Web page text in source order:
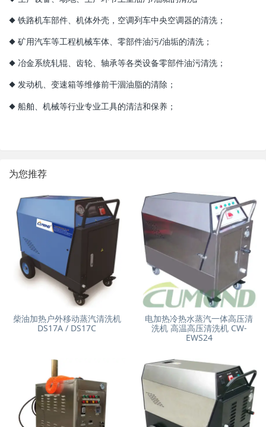
◆ 铁路机车部件、机体外壳，空调列车中央空调器的清洗；
◆ 矿用汽车等工程机械车体、零部件油污/油垢的清洗；
◆ 冶金系统轧辊、齿轮、轴承等各类设备零部件油污清洗；
◆ 发动机、变速箱等维修前干涸油脂的清除；
◆ 船舶、机械等行业专业工具的清洁和保养；
为您推荐
柴油加热户外移动蒸汽清洗机
DS17A / DS17C
电加热冷热水蒸汽一体高压清
洗机 高温高压清洗机 CW-
EWS24